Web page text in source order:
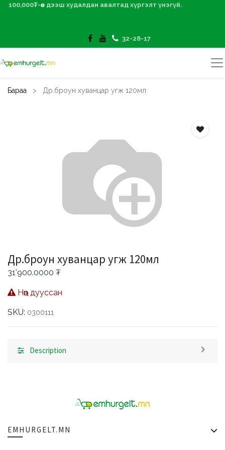
100,000₮-өөс дээш худалдан авалтад хүргэлт үнэгүй.
32-28-17
Бараа Др.броун хуванцар угж 120мл
Др.броун хуванцар угж 120мл
31'900.0000 ₮
Нөөц дууссан
SKU: 0300111
Description
EMHURGELT.MN